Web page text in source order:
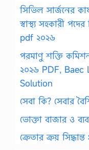
সিভিল সার্জনের
স্বাস্থ্য সহকারী
pdf ২০২৬
পরমাণু শক্তি কমিশন
২০২৬ PDF,
Solution
সেবা কি? সেবার
ভোক্তা বাজার ও
ক্রেতার ক্রয়